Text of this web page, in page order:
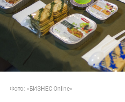
Фото: «БИЗНЕС Online»